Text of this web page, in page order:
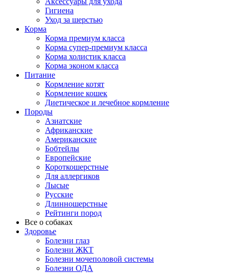
Гигиена
Уход за шерстью
Корма
Корма премиум класса
Корма супер-премиум класса
Корма холистик класса
Корма эконом класса
Питание
Кормление котят
Кормление кошек
Диетическое и лечебное кормление
Породы
Азиатские
Африканские
Американские
Бобтейлы
Европейские
Короткошерстные
Для аллергиков
Лысые
Русские
Длинношерстные
Рейтинги пород
Все о собаках
Здоровье
Болезни глаз
Болезни ЖКТ
Болезни мочеполовой системы
Болезни ОДА